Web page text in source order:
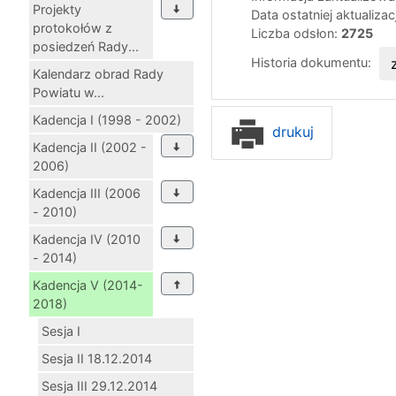
Projekty
protokołów z
posiedzeń Rady...
Kalendarz obrad Rady
Powiatu w...
Kadencja I (1998 - 2002)
Kadencja II (2002 -
2006)
Kadencja III (2006
- 2010)
Kadencja IV (2010
- 2014)
Kadencja V (2014-
2018)
Sesja I
Sesja II 18.12.2014
Sesja III 29.12.2014
Data ostatniej
Liczba odsłon: 2725
Historia dokumentu:
drukuj